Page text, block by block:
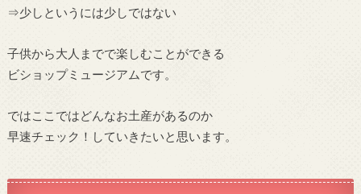
⇒少しというには少しではない
子供から大人までで楽しむことができる
ビショップミュージアムです。
ではここではどんなお土産があるのか
早速チェック！していきたいと思います。